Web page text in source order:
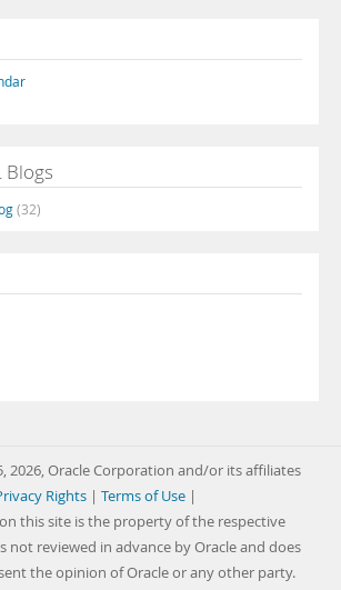
Blogs
(32)
2026, Oracle Corporation and/or its affiliates
Rights | Terms of Use |
this site is the property of the respective
not reviewed in advance by Oracle and does
the opinion of Oracle or any other party.